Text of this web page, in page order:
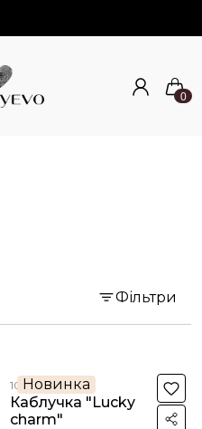
0
Фільтри
Новинка
10534с
Каблучка "Lucky
charm"